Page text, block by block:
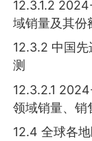
12.3.1.2
域销量及其份
12.3.2 中国
测
12.3.2.1
领域销量、销
12.4 全球各